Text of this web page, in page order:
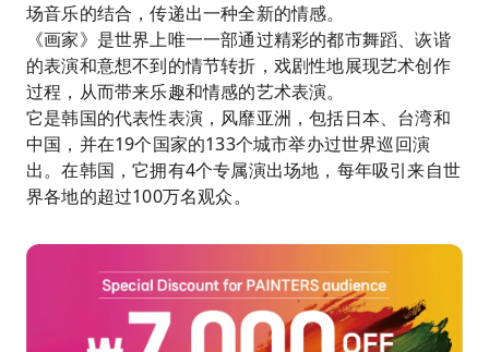
场音乐的结合，传递出一种全新的情感。
《画家》是世界上唯一一部通过精彩的都市舞蹈、诙谐
的表演和意想不到的情节转折，戏剧性地展现艺术创作
过程，从而带来乐趣和情感的艺术表演。
它是韩国的代表性表演，风靡亚洲，包括日本、台湾和
中国，并在19个国家的133个城市举办过世界巡回演
出。在韩国，它拥有4个专属演出场地，每年吸引来自世
界各地的超过100万名观众。